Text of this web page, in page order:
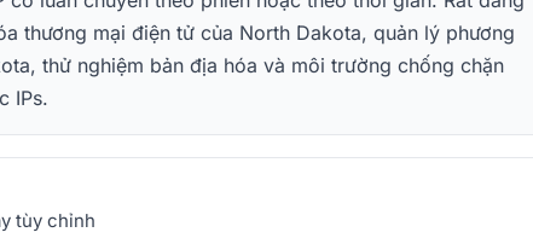
thương mại điện tử của North Dakota, quản lý phương
thử nghiệm bản địa hóa và môi trường chống chặn
IPs.
tùy chỉnh